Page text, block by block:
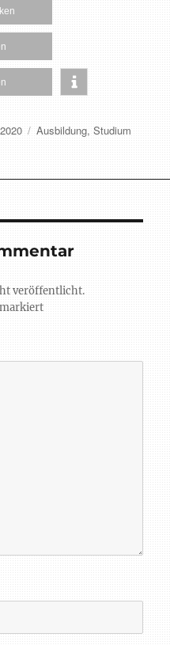
Schlagwörter
Ausbildung,Studium
veröffentlicht.
markiert